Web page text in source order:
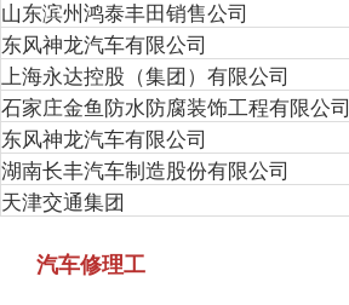
山东滨州鸿泰丰田销售公司
东风神龙汽车有限公司
上海永达控股（集团）有限公司
石家庄金鱼防水防腐装饰工程有限公司
东风神龙汽车有限公司
湖南长丰汽车制造股份有限公司
天津交通集团
汽车修理工